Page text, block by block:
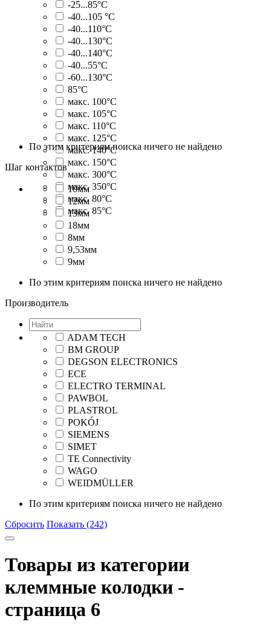
-25...85°C
-40...105 °C
-40...110°C
-40...130°C
-40...140°C
-40...55°C
-60...130°C
85°C
макс. 100°C
макс. 105°C
макс. 110°C
макс. 125°C
макс. 140°C
макс. 150°C
макс. 300°C
макс. 350°C
макс. 80°C
макс. 85°C
По этим критериям поиска ничего не найдено
Шаг контактов
10мм
12мм
13мм
18мм
8мм
9,53мм
9мм
По этим критериям поиска ничего не найдено
Производитель
ADAM TECH
BM GROUP
DEGSON ELECTRONICS
ECE
ELECTRO TERMINAL
PAWBOL
PLASTROL
POKÓJ
SIEMENS
SIMET
TE Connectivity
WAGO
WEIDMÜLLER
По этим критериям поиска ничего не найдено
Сбросить Показать (242)
Товары из категории
клеммные колодки -
страница 6